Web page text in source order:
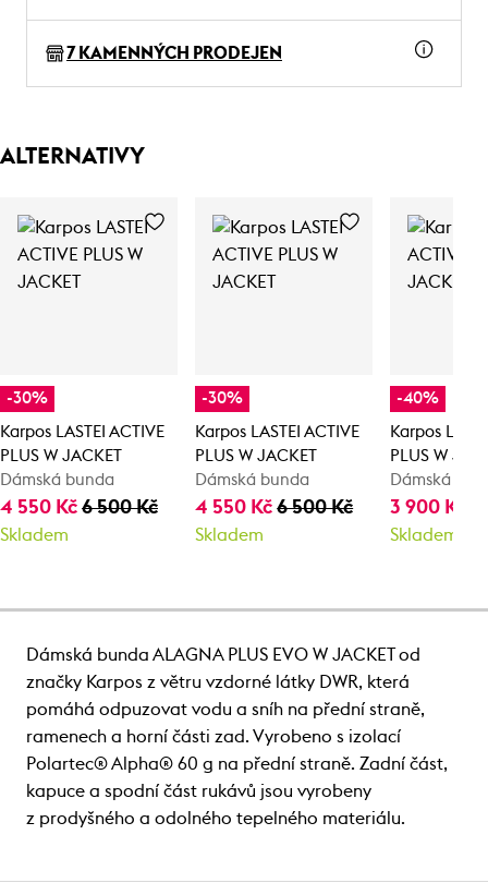
7 KAMENNÝCH PRODEJEN
ALTERNATIVY
-30%
Karpos LASTEI ACTIVE
PLUS W JACKET
Dámská bunda
4 550 Kč 6 500 Kč
Skladem
-30%
Karpos LASTEI ACTIVE
PLUS W JACKET
Dámská bunda
4 550 Kč6 500 Kč
Skladem
-40%
Karpos
PLUS W
Dámská
3 900 Kč
Skladem
Dámská bunda ALAGNA PLUS EVO W JACKET od
značky Karpos z větru vzdorné látky DWR, která
pomáhá odpuzovat vodu a sníh na přední straně,
ramenech a horní části zad. Vyrobeno s izolací
Polartec® Alpha® 60 g na přední straně. Zadní část,
kapuce a spodní část rukávů jsou vyrobeny
z prodyšného a odolného tepelného materiálu.